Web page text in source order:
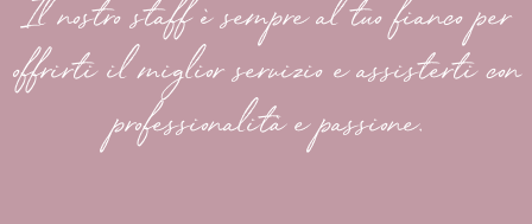
Il nostro staff è sempre al tuo fianco per
offrirti il miglior servizio e assisterti con
professionalità e passione.